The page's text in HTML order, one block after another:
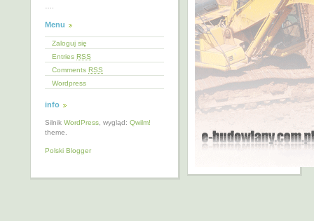
….
Menu
Zaloguj się
Entries RSS
Comments RSS
Wordpress
info
Silnik WordPress , wygląd: Qwilm!
theme.
Polski Blogger